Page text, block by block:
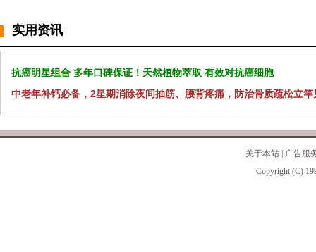
实用资讯
抗癌明星组合 多年口碑保证！天然植物萃取 有效对抗癌细胞
中老年补钙必备，2星期消除夜间抽筋、腰背疼痛，防治骨质疏松立竿
关于本站
广告服
Copyright (C)